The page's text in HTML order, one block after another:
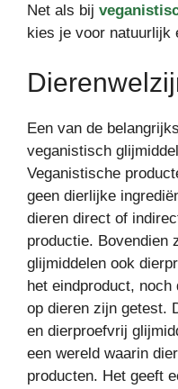
Net als bij
kies je voor natuurlijk
Een van de
veganistisch
Veganistische
geen dierlijke
dieren direct of
productie. Bovendien
glijmiddelen ook
het eindproduct,
op dieren zijn getest.
en dierproefvrij
een wereld waarin
producten. Het geeft